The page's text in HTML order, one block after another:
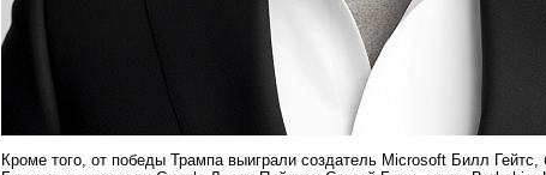
Кроме того, от победы Трампа выиграли создатель Microsoft Билл